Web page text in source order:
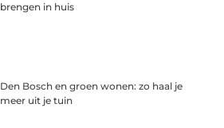
brengen in huis
Den Bosch en groen wonen: zo haal je
meer uit je tuin